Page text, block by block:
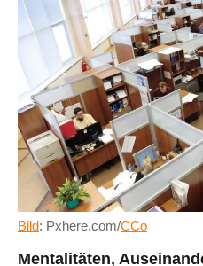
Bild: Pxhere.com/CCo
Mentalitäten,